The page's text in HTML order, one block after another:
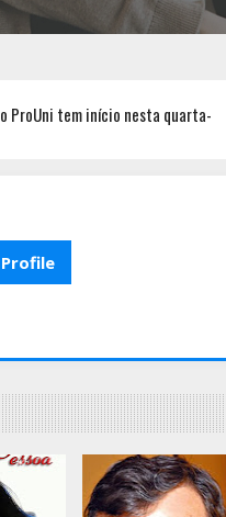
ProUni tem início nesta quarta-